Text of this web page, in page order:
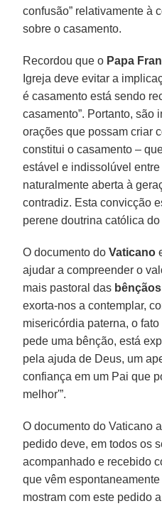
confusão” relativamente à
sobre o casamento.
Recordou que o Papa
Igreja deve evitar a
é casamento está sendo
casamento”. Portanto, são
orações que possam criar
constitui o casamento –
estável e indissolúvel
naturalmente aberta à
contradiz. Esta convicção
perene doutrina católica
O documento doVaticano
ajudar a compreender o
mais pastoral das bênçãos
exorta-nos a contemplar,
misericórdia paterna, o
pede uma bênção, está
pela ajuda de Deus, um
confiança em um Pai que
melhor'”.
O documento do Vaticano
pedido deve, em todos os
acompanhado e recebido
que vêm
mostram com este pedido